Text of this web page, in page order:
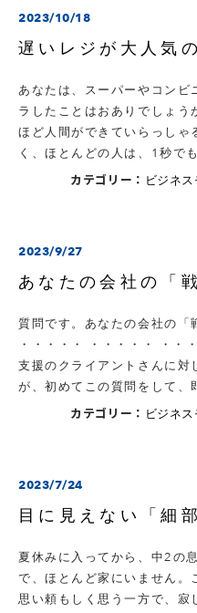
2023/10/18
遅いレジが大人気
あなたは、スーパーやコンビ
ラしたことはおありでしょう
ほど人間ができていらっしゃ
く、ほとんどの人は、1秒で
カテゴリー： ビジネ
2023/9/27
あなたの会社の「
質問です。あなたの会社の「
・・・・・ ・・・・・ ・
支援のクライアントさんに対
が、初めてこの質問をして
カテゴリー： ビジネ
2023/7/24
目に見えない「細
夏休みに入ってから、中2の
で、ほとんど家にいません。
思い頼もしく思う一方で、寂